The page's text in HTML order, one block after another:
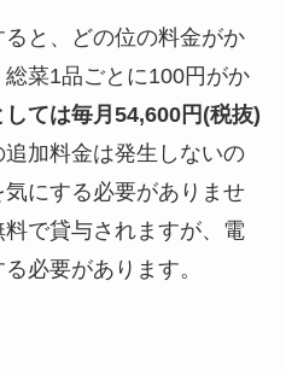
と、どの位の料金がか
菜1品ごとに100円がか
しては毎月54,600円(税抜)
追加料金は発生しないの
にする必要がありませ
で貸与されますが、電
必要があります。